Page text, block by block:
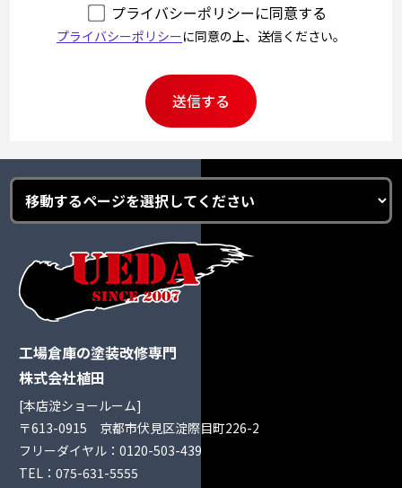
プライバシーポリシーに同意する
プライバシーポリシーに同意の上、送信ください。
工場倉庫の塗装改修専門
株式会社植田
[本店淀ショールーム]
〒613-0915 京都市伏見区淀際目町226-2
フリーダイヤル：0120-503-439
TEL：075-631-5555